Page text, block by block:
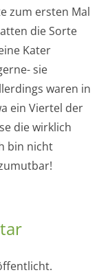
zum ersten Mal
die Sorte
Kater
sie
waren in
ein Viertel der
die wirklich
bin nicht